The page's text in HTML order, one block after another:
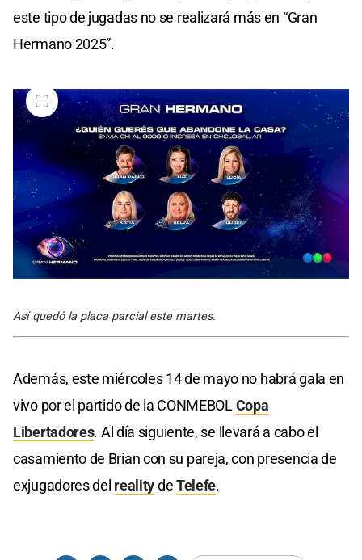
este tipo de jugadas no se realizará más en “Gran
Hermano 2025”.
Así quedó la placa parcial este martes.
Además, este miércoles 14 de mayo no habrá gala en
vivo por el partido de la CONMEBOLCopa
Libertadores. Al día siguiente, se llevará a cabo el
casamiento de Brian con su pareja, con presencia de
exjugadores del realitydeTelefe.